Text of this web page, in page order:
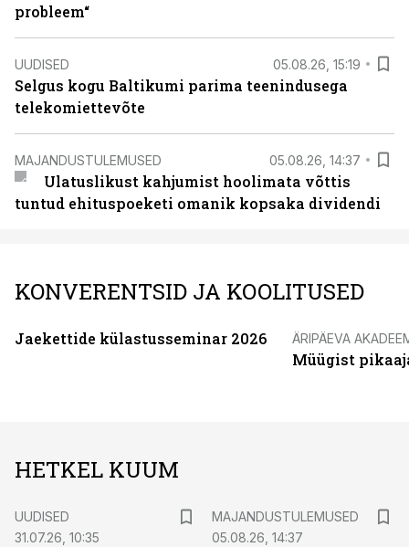
probleem“
UUDISED 05.08.26, 15:19
Selgus kogu Baltikumi parima teenindusega
telekomiettevõte
MAJANDUSTULEMUSED 05.08.26, 14:37
Ulatuslikust kahjumist hoolimata võttis
tuntud ehituspoeketi omanik kopsaka dividendi
KONVERENTSID JA KOOLITUSED
Jaekettide külastusseminar 2026 ÄRIPÄEVA
Müügist
HETKEL KUUM
UUDISED
31.07.26, 10:35
MAJANDUSTULEMUSED
05.08.26, 14:37